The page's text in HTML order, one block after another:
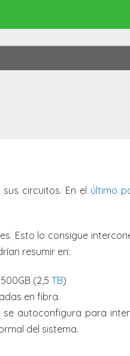
circuitos. En el último
Esto lo consigue
resumir en:
(2,5 TB)
en fibra.
autoconfigura para
del sistema.